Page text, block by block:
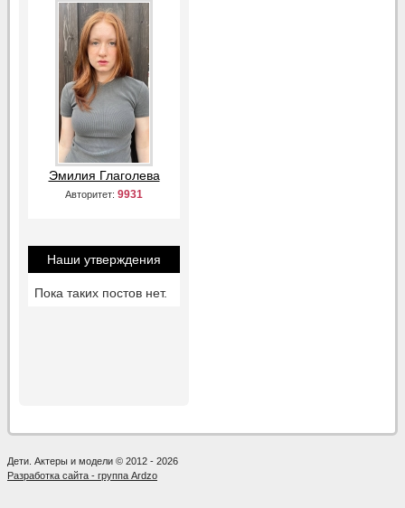
Эмилия Глаголева
Авторитет: 9931
Наши утверждения
Пока таких постов нет.
Дети. Актеры и модели © 2012 - 2026
Разработка сайта - группа Ardzo